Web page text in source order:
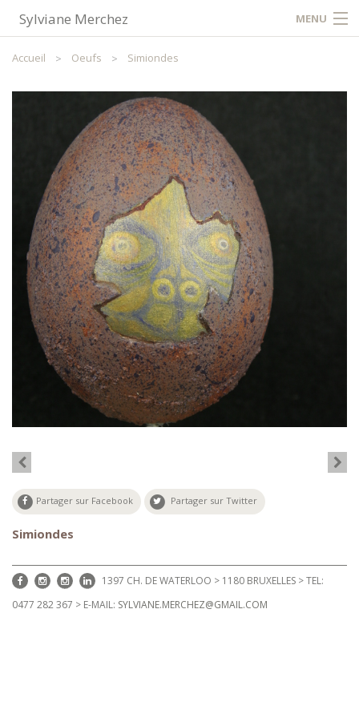
Sylviane Merchez MENU
Accueil
Accueil Oeufs Simiondes
Partager sur Facebook Partager sur Twitter
Simiondes
1397 CH. DE WATERLOO > 1180 BRUXELLES > TEL:
0477 282 367 > E-MAIL: SYLVIANE.MERCHEZ@GMAIL.COM